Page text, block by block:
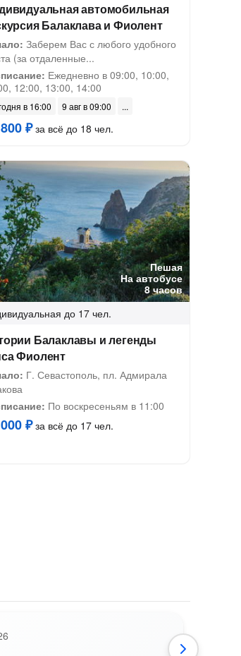
автомобильная
Балаклава и Фиолент
Заберем Вас с любого удобного
(за отдаленные...
Ежедневно в 09:00, 10:00,
12:00, 13:00, 14:00
в 16:00 9 авг в 09:00
₽за всё до 18 чел.
Пешая
На автобусе
8 часов
до 17 чел.
Балаклавы и легенды
Фиолент
Г. Севастополь, пл. Адмирала
По воскресеньям в 11:00
₽за всё до 17 чел.